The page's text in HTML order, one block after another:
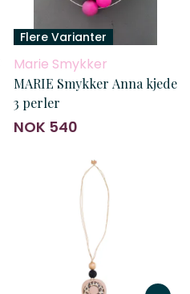
Flere Varianter
Marie Smykker
MARIE Smykker Anna kjede
3 perler
NOK 540